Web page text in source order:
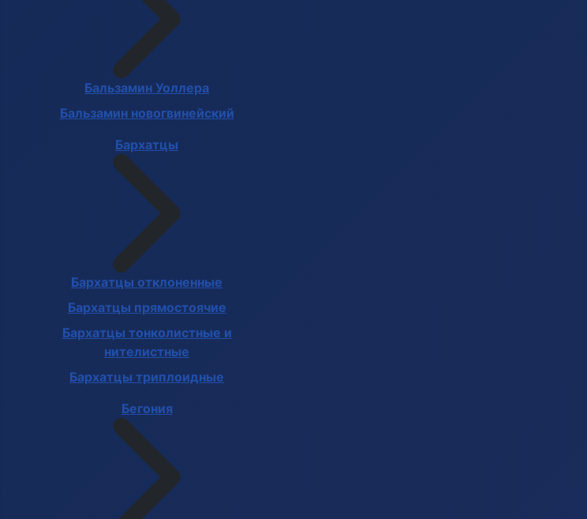
Бальзамин Уоллера
Бальзамин новогвинейский
Бархатцы
Бархатцы отклоненные
Бархатцы прямостоячие
Бархатцы тонколистные и
нителистные
Бархатцы триплоидные
Бегония